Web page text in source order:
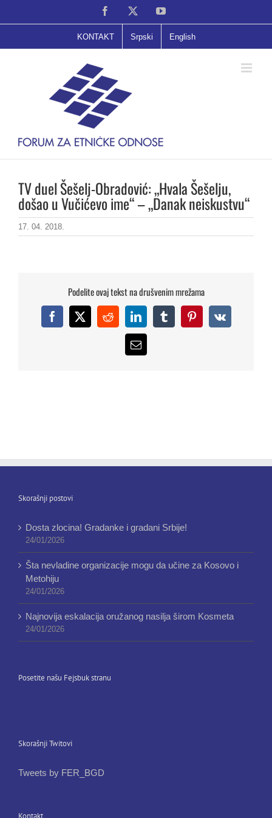
Facebook YouTube
KONTAKT Srpski English
TV duel Šešelj-Obradović: „Hvala Šešelju,
došao u Vučićevo ime“ – „Danak neiskustvu“
17. 04. 2018.
Podelite ovaj tekst na drušvenim mrežama
Facebook
X RedditLinkedInTumblrPinterest
Vk
Email
Skorašnji postovi
Dosta zlocina! Gradanke i gradani Srbije!
24/01/2026
Šta nevladine organizacije mogu da učine za Kosovo i
Metohiju
24/01/2026
Najnovija eskalacija oružanog nasilja širom Kosmeta
24/01/2026
Posetite našu Fejsbuk stranu
Skorašnji Twitovi
Tweets by FER_BGD